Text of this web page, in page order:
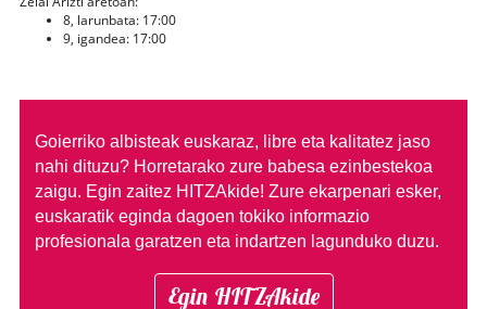
8, larunbata: 17:00
9, igandea: 17:00
Goierriko albisteak euskaraz, libre eta kalitatez jaso
nahi dituzu? Horretarako zure babesa ezinbestekoa
zaigu. Egin zaitez HITZAkide! Zure ekarpenari esker,
euskaratik eginda dagoen tokiko informazio
profesionala garatzen eta indartzen lagunduko duzu.
Egin HITZAkide